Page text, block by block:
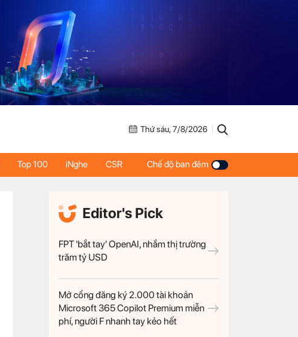
Thứ sáu, 7/8/2026
Top 100 iNghe CSR Chế độ ban đêm
Editor's Pick
FPT 'bắt tay' OpenAI, nhắm thị trường
trăm tỷ USD
Mở cổng đăng ký 2.000 tài khoản
Microsoft 365 Copilot Premium miễn
phí, người F nhanh tay kẻo hết